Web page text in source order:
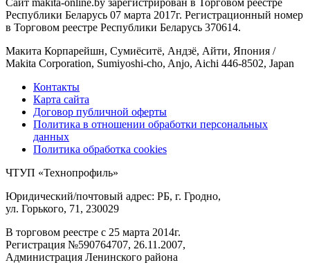
Республики Беларусь 07 марта 2017г. Регистрационный номер
в Торговом реестре Республики Беларусь 370614.
Макита Корпарейшн, Сумиёситё, Андзё, Айти, Япония /
Makita Corporation, Sumiyoshi-cho, Anjo, Aichi 446-8502, Japan
Контакты
Карта сайта
Договор публичной оферты
Политика в отношении обработки персональных
данных
Политика обработка cookies
ЧТУП «Технопрофиль»
Юридический/почтовый адрес: РБ, г. Гродно,
ул. Горького, 71, 230029
В торговом реестре с 25 марта 2014г.
Регистрация №590764707, 26.11.2007,
Администрация Ленинского района